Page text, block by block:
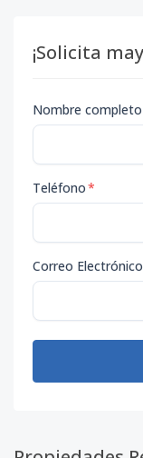
¡Solicita
Nombre completo
Teléfono*
Correo Electrónico